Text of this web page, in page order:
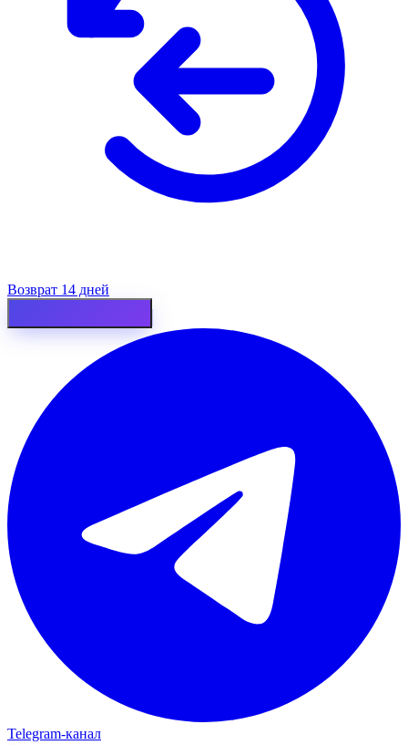
Возврат 14 дней
Telegram‑канал